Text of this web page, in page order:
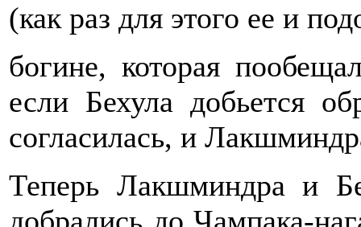
(как раз для этого ее и
богине, которая
если Бехула добьется
согласилась, и
Теперь Лакшминдра и